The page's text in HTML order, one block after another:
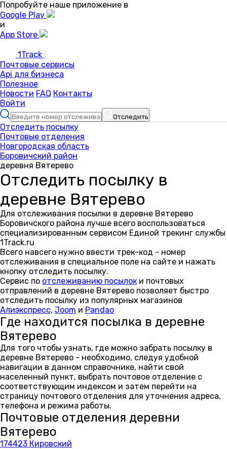
Попробуйте наше приложение в
Google Play
и
App Store
1Track
Почтовые сервисы
Api для бизнеса
Полезное
Новости FAQ Контакты
Войти
Отследить
Отследить посылку
Почтовые отделения
Новгородская область
Боровичский район
деревня Вятерево
Отследить посылку в
деревне Вятерево
Для отслеживания посылки в деревне Вятерево
Боровичского района лучше всего воспользоваться
специализированным сервисом Единой трекинг службы
1Track.ru
Всего навсего нужно ввести трек-код - номер
отслеживания в специальное поле на сайте и нажать
кнопку отследить посылку.
Сервис по отслеживанию посылок и почтовых
отправлений в деревне Вятерево позволяет быстро
отследить посылку из популярных магазинов
Алиэкспресс, Joom и Pandao
Где находится посылка в деревне
Вятерево
Для того чтобы узнать, где можно забрать посылку в
деревне Вятерево - необходимо, следуя удобной
навигации в данном справочнике, найти свой
населенный пункт, выбрать почтовое отделение с
соответствующим индексом и затем перейти на
страницу почтового отделения для уточнения адреса,
телефона и режима работы.
Почтовые отделения деревни
Вятерево
174423 Кировский